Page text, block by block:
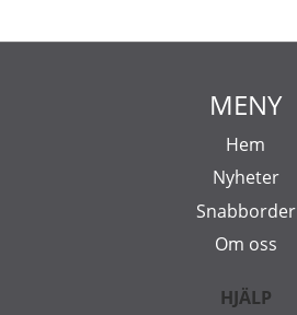
MENY
Hem
Nyheter
Snabborder
Om oss
HJÄLP